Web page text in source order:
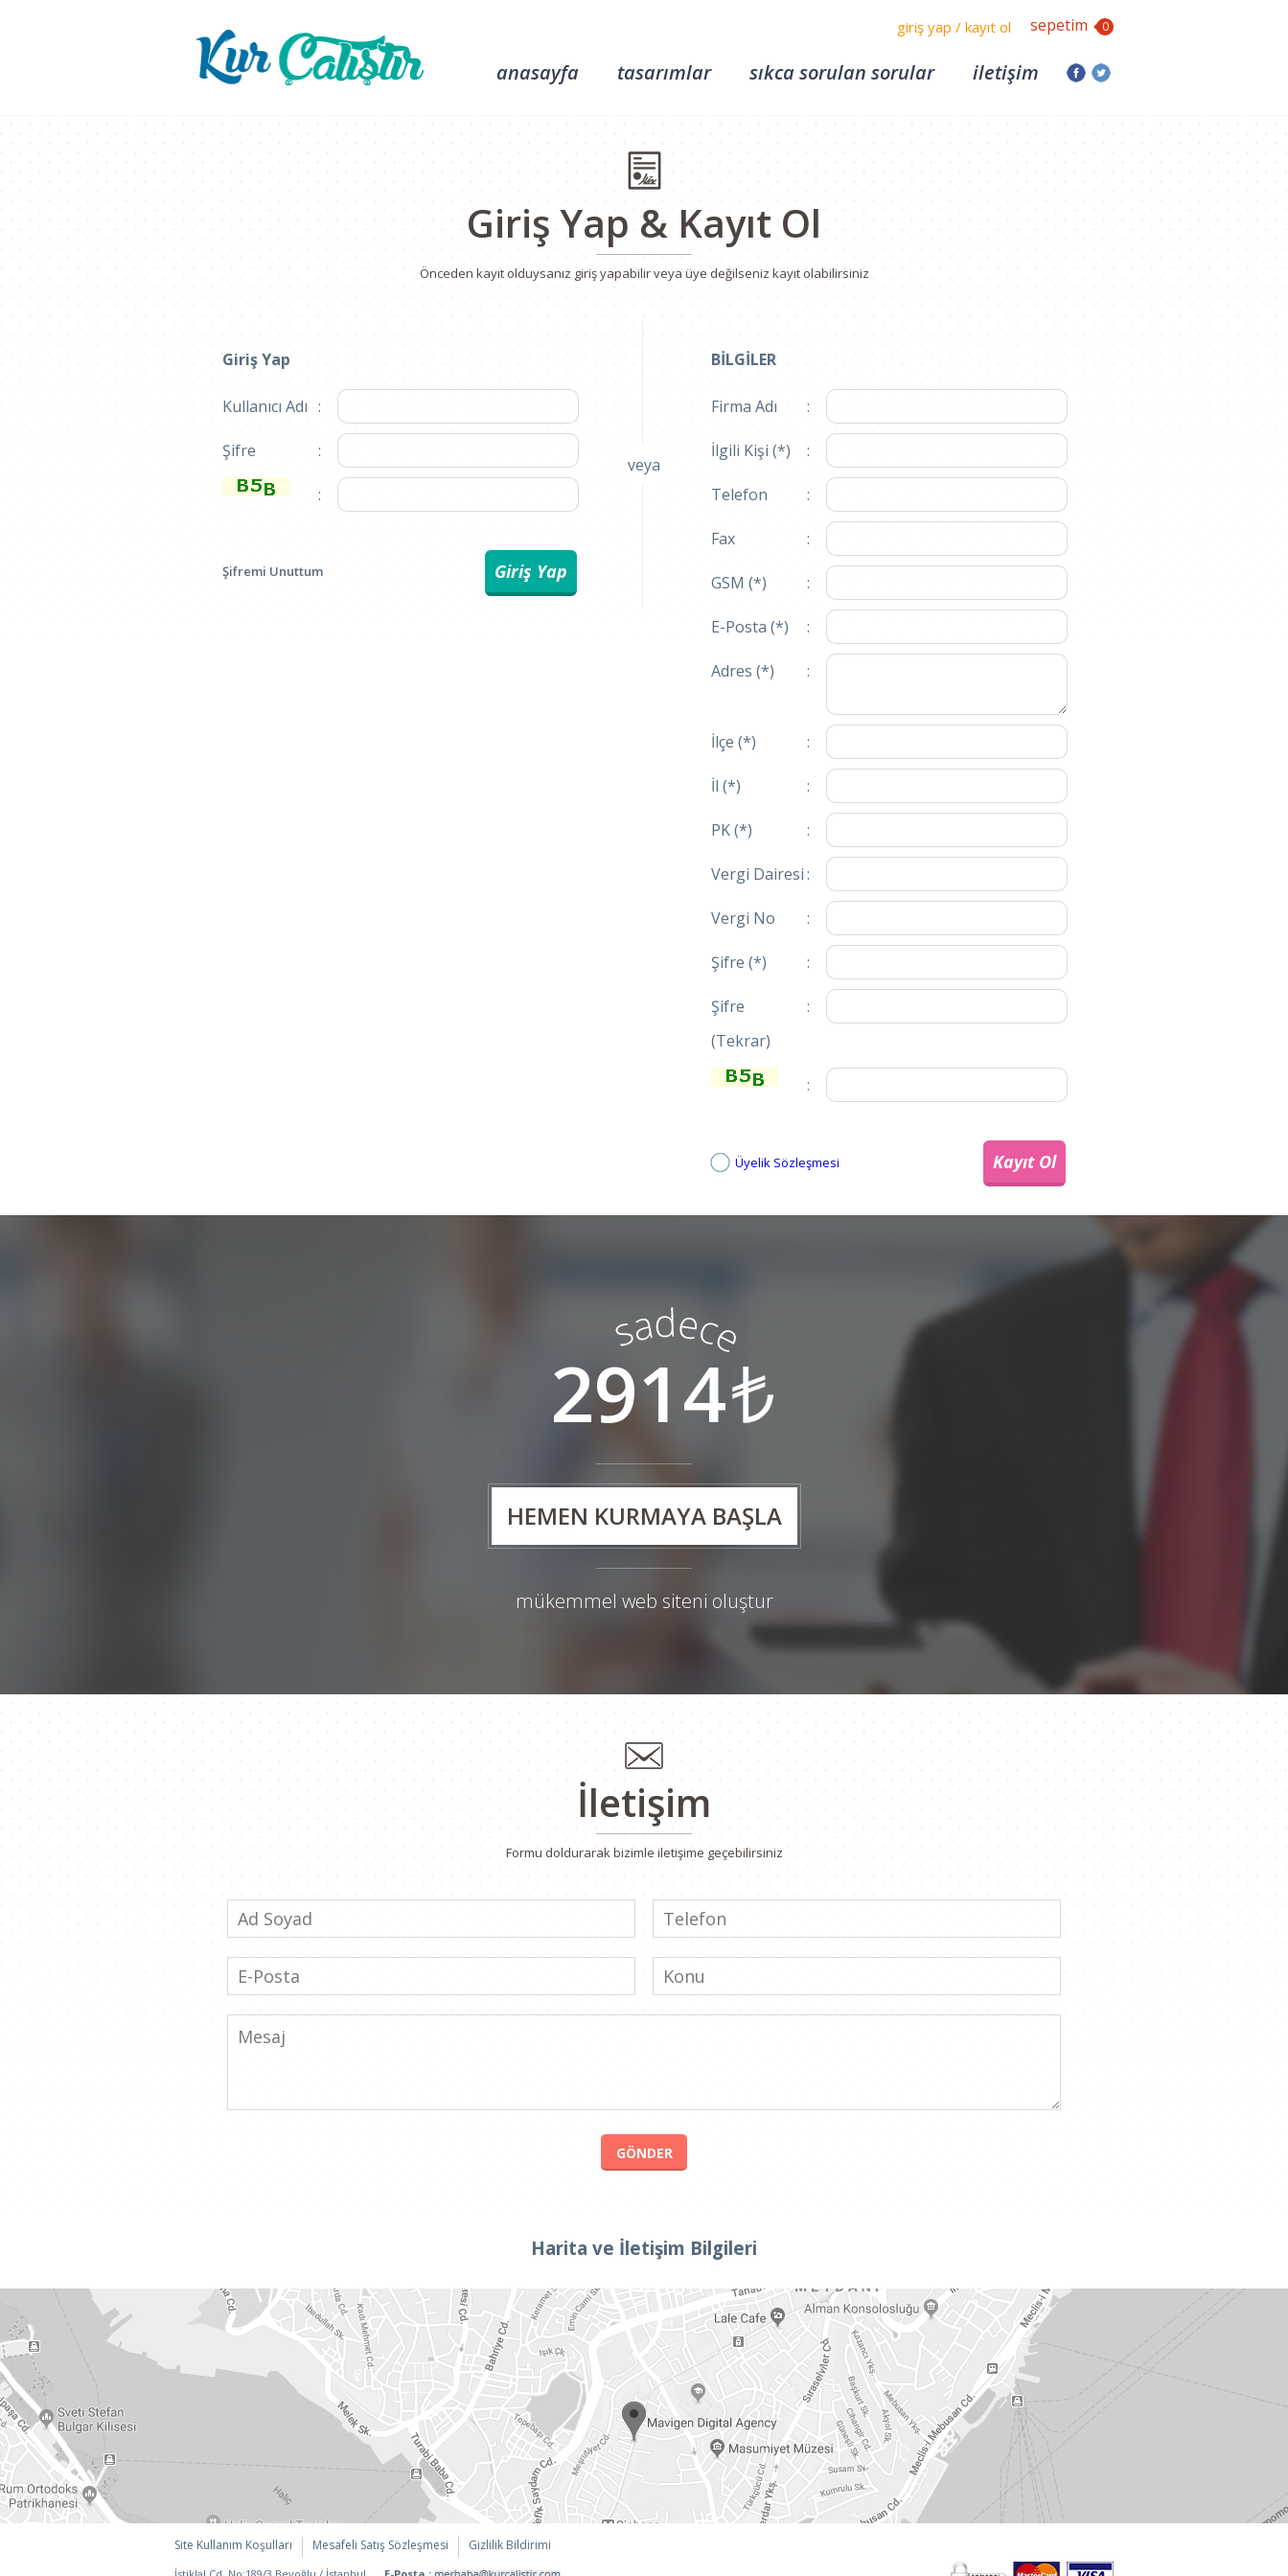
sepetim 0
giriş yap / kayıt ol
anasayfa tasarımlar sıkca sorulan sorular iletişim
Giriş Yap & Kayıt Ol
Önceden kayıt olduysanız giriş yapabilir veya üye değilseniz kayıt olabilirsiniz
Giriş Yap
Kullanıcı Adı :
Şifre :
:
Şifremi Unuttum
veya
BİLGİLER
Firma Adı :
İlgili Kişi (*) :
Telefon :
Fax :
GSM (*) :
E-Posta (*) :
Adres (*) :
İlçe (*) :
İl (*) :
PK (*) :
Vergi Dairesi:
Vergi No :
Şifre (*) :
Şifre
(Tekrar)
:
:
Üyelik Sözleşmesi
2914
HEMEN KURMAYA BAŞLA
mükemmel web siteni oluştur
İletişim
Formu doldurarak bizimle iletişime geçebilirsiniz
Harita ve İletişim Bilgileri
Site Kullanım Koşulları Mesafeli Satış Sözleşmesi Gizlilik Bildirimi